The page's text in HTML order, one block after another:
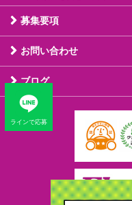
募集要項
お問い合わせ
ブログ
ラインで応募